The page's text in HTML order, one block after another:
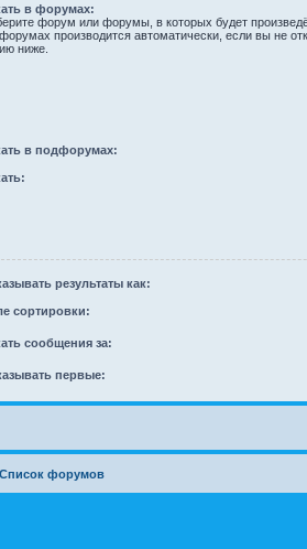
в форумах:
форум или форумы, в которых будет
производится автоматически, если вы не
ниже.
в подфорумах:
результаты как:
сортировки:
сообщения за:
первые:
Список форумов